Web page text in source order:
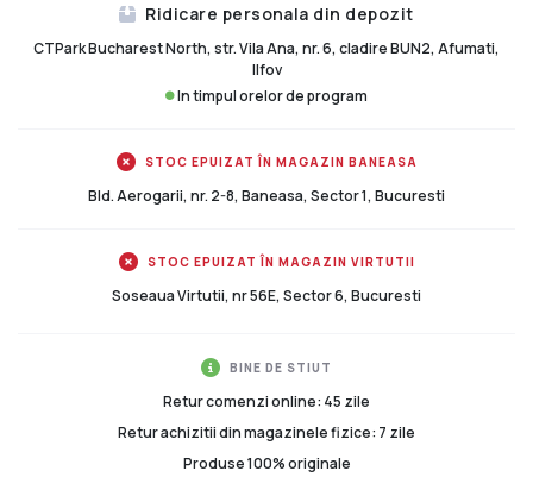
Ridicare personala din depozit
CTPark Bucharest North, str. Vila Ana, nr. 6, cladire BUN2, Afumati,
Ilfov
In timpul orelor de program
STOC EPUIZAT ÎN MAGAZIN BANEASA
Bld. Aerogarii, nr. 2-8, Baneasa, Sector 1, Bucuresti
STOC EPUIZAT ÎN MAGAZIN VIRTUTII
Soseaua Virtutii, nr 56E, Sector 6, Bucuresti
BINE DE STIUT
Retur comenzi online: 45 zile
Retur achizitii din magazinele fizice: 7 zile
Produse 100% originale